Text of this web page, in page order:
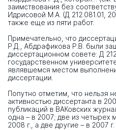
заимствования без
Идрисовой М.А. (Д 212.081.01,
также еще из пяти работ.
Примечательно, что
Р.Д., Абдрафикова Р.В. были
диссертационном совете: Д
государственном
являвшемся местом
диссертации.
Попутно отметим, что нельзя
активностью диссертанта в
публикаций в ВАКовских
одна – в 2007; две из
2008 г., а две другие – в 2007 г.